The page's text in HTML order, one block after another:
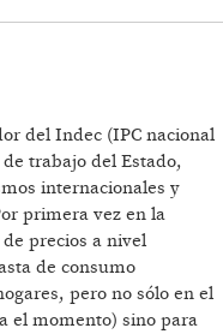
del Indec (IPC nacional
trabajo del Estado,
internacionales y
primera vez en la
precios a nivel
de consumo
pero no sólo en el
el momento) sino para